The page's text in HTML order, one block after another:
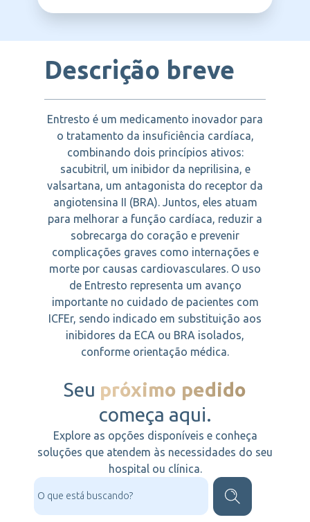
inibidor da ECA. História conhecida de
com inibidor da ECA ou BRA. Angioedema
“Advertências e precauções”). Uso
concomitante com alisquireno em
medicamentosas”). Insuficiência hepática
grave, cirrose biliar e colestase (vide
“Advertências e precauções”). Gravidez
(vide “Advertências e precauções, gravidez,
amamentação e fertilidade”). Este
medicamento é contraindicado para uso por
mulheres grávidas. Categoria de risco na
gravidez: D Este medicamento não deve
ser utilizado por mulheres grávidas sem
orientação médica. Informe imediatamente
seu médico em caso de suspeita de
gravidez.
hipertensão arterial descompensada e
disfunção ventricular esquerda.
Descrição breve
Entresto é um medicamento inovador para
o tratamento da insuficiência cardíaca,
combinando dois princípios ativos:
sacubitril, um inibidor da neprilisina, e
valsartana, um antagonista do receptor da
angiotensina II (BRA). Juntos, eles atuam
para melhorar a função cardíaca, reduzir a
sobrecarga do coração e prevenir
complicações graves como internações e
morte por causas cardiovasculares. O uso
de Entresto representa um avanço
importante no cuidado de pacientes com
ICFEr, sendo indicado em substituição aos
inibidores da ECA ou BRA isolados,
conforme orientação médica.
Seu próximo pedido
começa aqui.
Explore as opções disponíveis e conheça
soluções que atendem às necessidades do seu
hospital ou clínica.